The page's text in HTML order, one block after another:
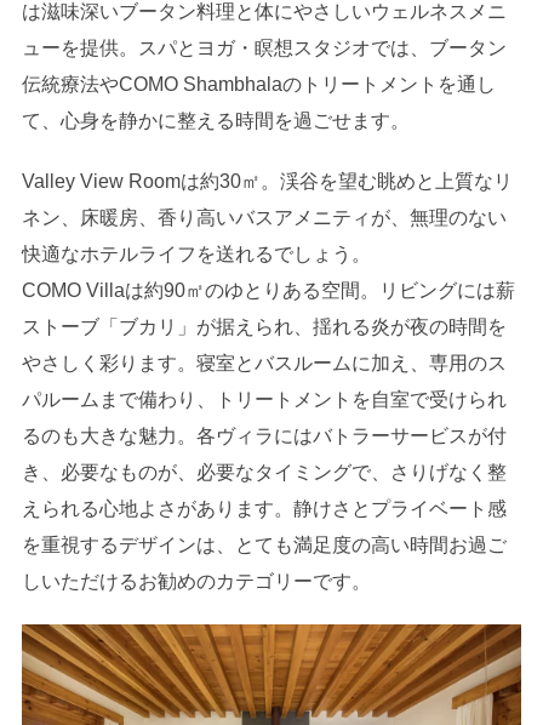
は滋味深いブータン料理と体にやさしいウェルネスメニ
ューを提供。スパとヨガ・瞑想スタジオでは、ブータン
伝統療法やCOMO Shambhalaのトリートメントを通し
て、心身を静かに整える時間を過ごせます。
Valley View Roomは約30㎡。渓谷を望む眺めと上質なリ
ネン、床暖房、香り高いバスアメニティが、無理のない
快適なホテルライフを送れるでしょう。
COMO Villaは約90㎡のゆとりある空間。リビングには薪
ストーブ「ブカリ」が据えられ、揺れる炎が夜の時間を
やさしく彩ります。寝室とバスルームに加え、専用のス
パルームまで備わり、トリートメントを自室で受けられ
るのも大きな魅力。各ヴィラにはバトラーサービスが付
き、必要なものが、必要なタイミングで、さりげなく整
えられる心地よさがあります。静けさとプライベート感
を重視するデザインは、とても満足度の高い時間お過ご
しいただけるお勧めのカテゴリーです。